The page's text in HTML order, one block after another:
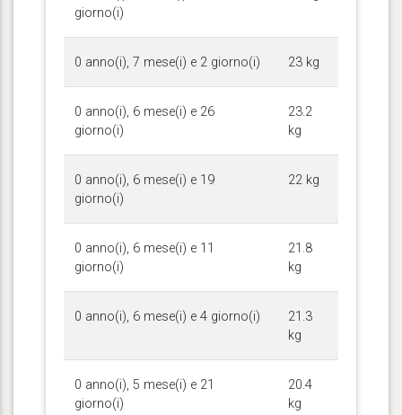
giorno(i)
0 anno(i), 7 mese(i) e 2 giorno(i) 23 kg
0 anno(i), 6 mese(i) e 26
giorno(i)
23.2
kg
0 anno(i), 6 mese(i) e 19
giorno(i)
22 kg
0 anno(i), 6 mese(i) e 11
giorno(i)
21.8
kg
0 anno(i), 6 mese(i) e 4 giorno(i)
21.3
kg
0 anno(i), 5 mese(i) e 21
giorno(i)
20.4
kg